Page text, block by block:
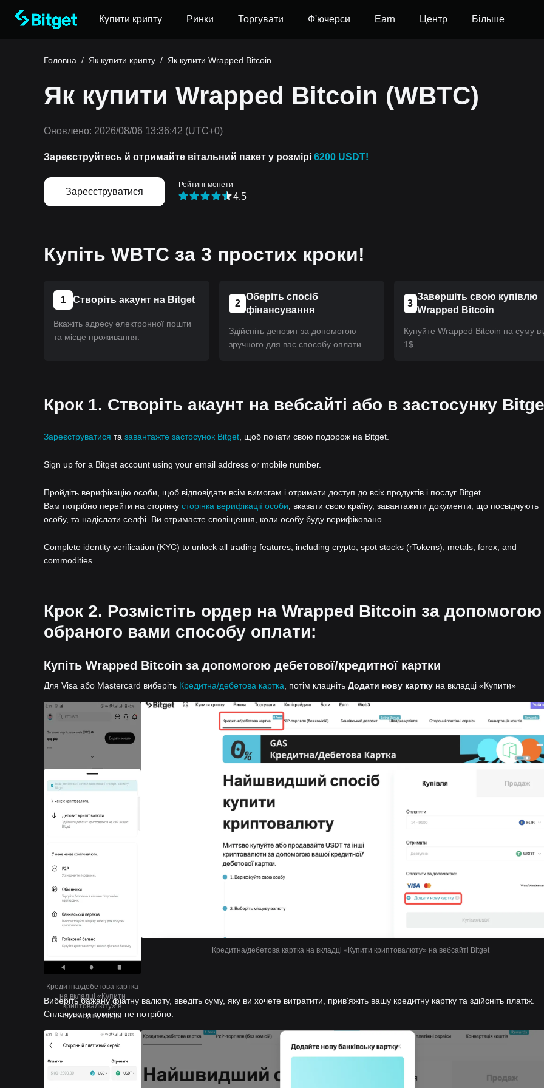
Купити крипту Ринки Торгувати Ф'ючерси Earn Центр Більше
Головна / Як купити крипту / Як купити Wrapped Bitcoin
Як купити Wrapped Bitcoin (WBTC)
Оновлено: 2026/08/06 13:36:42 (UTC+0)
Зареєструйтесь й отримайте вітальний пакет у розмірі 6200 USDT!
Зареєструватися
Рейтинг монети
4.5
Купіть WBTC за 3 простих кроки!
1 Створіть акаунт на Bitget
Вкажіть адресу електронної пошти
та місце проживання.
2
Оберіть спосіб
фінансування
Здійсніть депозит за допомогою
зручного для вас способу оплати.
3
Завершіть свою купівлю
Wrapped Bitcoin
Купуйте Wrapped Bitcoin на суму
1$.
Крок 1. Створіть акаунт на вебсайті або в застосунку
Зареєструватися та завантажте застосунок Bitget , щоб почати свою подорож на Bitget.
Sign up for a Bitget account using your email address or mobile number.
Пройдіть верифікацію особи, щоб відповідати всім вимогам і отримати доступ до всіх продуктів і послуг Bitget.
Вам потрібно перейти на сторінку сторінка верифікації особи , вказати свою країну, завантажити документи, що посвідчують
особу, та надіслати селфі. Ви отримаєте сповіщення, коли особу буду верифіковано.
Complete identity verification (KYC) to unlock all trading features, including crypto, spot stocks (rTokens), metals, forex, and
commodities.
Крок 2. Розмістіть ордер на Wrapped Bitcoin за допомогою
обраного вами способу оплати:
Купіть Wrapped Bitcoin за допомогою дебетової/кредитної картки
Для Visa або Mastercard виберіть Кредитна/дебетова картка , потім клацніть Додати нову картку на вкладці «Купити»
Кредитна/дебетова картка
на вкладці «Купити
криптовалюту» в
застосунку Bitget
Кредитна/дебетова картка на вкладці «Купити криптовалюту» на вебсайті Bitget
Виберіть бажану фіатну валюту, введіть суму, яку ви хочете витратити, привʼяжіть вашу кредитну картку та здійсніть платіж.
Сплачувати комісію не потрібно.